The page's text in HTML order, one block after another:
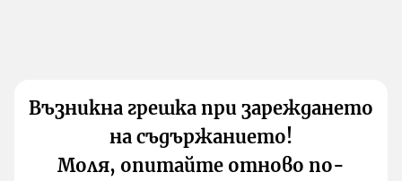
Възникна грешка при зареждането
на съдържанието!
Моля, опитайте отново по-